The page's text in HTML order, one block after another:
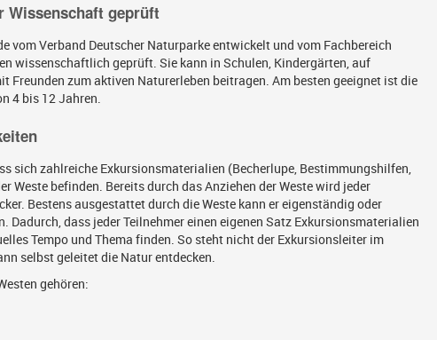
Wissenschaft geprüft
vom Verband Deutscher Naturparke entwickelt und vom Fachbereich
wissenschaftlich geprüft. Sie kann in Schulen, Kindergärten, auf
Freunden zum aktiven Naturerleben beitragen. Am besten geeignet ist die
4 bis 12 Jahren.
sich zahlreiche Exkursionsmaterialien (Becherlupe, Bestimmungshilfen,
Weste befinden. Bereits durch das Anziehen der Weste wird jeder
Bestens ausgestattet durch die Weste kann er eigenständig oder
Dadurch, dass jeder Teilnehmer einen eigenen Satz Exkursionsmaterialien
Tempo und Thema finden. So steht nicht der Exkursionsleiter im
selbst geleitet die Natur entdecken.
gehören: